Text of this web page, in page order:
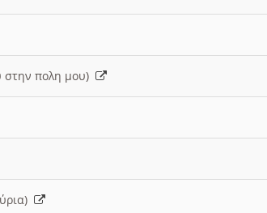
στην πολη μου)